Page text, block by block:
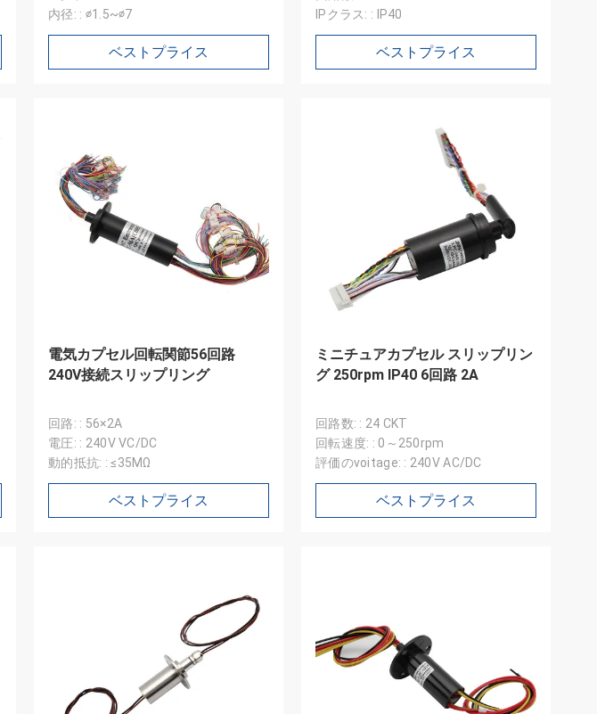
内径: : ∅1.5~∅7
ベストプライス
IPクラス: : IP40
ベストプライス
電気カプセル回転関節56回路
240V接続スリップリング
回路: : 56×2A
電圧: : 240V VC/DC
動的抵抗: : ≤35MΩ
ベストプライス
ミニチュアカプセル スリップリン
グ 250rpm IP40 6回路 2A
回路数: : 24 CKT
回転速度: : 0～250rpm
評価のvoitage: : 240V AC/DC
ベストプライス